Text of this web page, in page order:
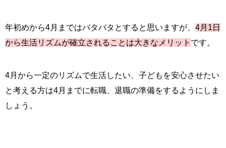
年初めから4月まではバタバタとすると思いますが、 4月1日
から生活リズムが確立されることは大きなメリット です。
4月から一定のリズムで生活したい、子どもを安心させたい
と考える方は4月までに転職、退職の準備をするようにしま
しょう。